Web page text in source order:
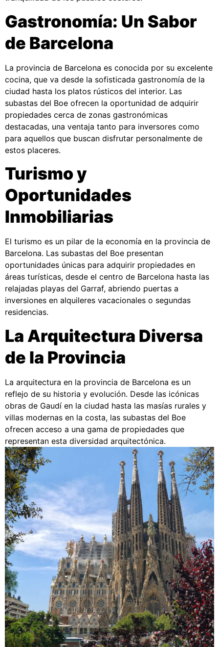
Gastronomía: Un Sabor
de Barcelona
La provincia de Barcelona es conocida por su excelente
cocina, que va desde la sofisticada gastronomía de la
ciudad hasta los platos rústicos del interior. Las
subastas del Boe ofrecen la oportunidad de adquirir
propiedades cerca de zonas gastronómicas
destacadas, una ventaja tanto para inversores como
para aquellos que buscan disfrutar personalmente de
estos placeres.
Turismo y
Oportunidades
Inmobiliarias
El turismo es un pilar de la economía en la provincia de
Barcelona. Las subastas del Boe presentan
oportunidades únicas para adquirir propiedades en
áreas turísticas, desde el centro de Barcelona hasta las
relajadas playas del Garraf, abriendo puertas a
inversiones en alquileres vacacionales o segundas
residencias.
La Arquitectura Diversa
de la Provincia
La arquitectura en la provincia de Barcelona es un
reflejo de su historia y evolución. Desde las icónicas
obras de Gaudí en la ciudad hasta las masías rurales y
villas modernas en la costa, las subastas del Boe
ofrecen acceso a una gama de propiedades que
representan esta diversidad arquitectónica.